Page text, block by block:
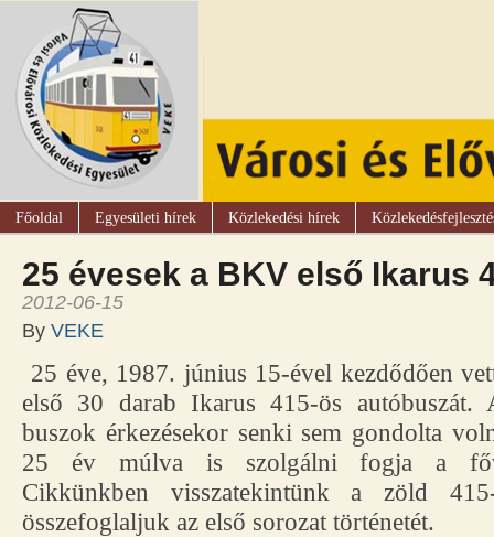
Főoldal Egyesületi hírek Közlekedési hírek
25 évesek a BKV első Ikarus
2012-06-15
By VEKE
25 éve, 1987. június 15-ével kezdődően
első 30 darab Ikarus 415-ös
buszok érkezésekor senki sem gondolta
25 év múlva is szolgálni fogja a
Cikkünkben visszatekintünk a zöld
összefoglaljuk az első sorozat történetét.